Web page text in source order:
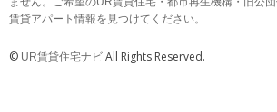
賃貸アパート情報を見つけてください。
© UR賃貸住宅ナビ All Rights Reserved.